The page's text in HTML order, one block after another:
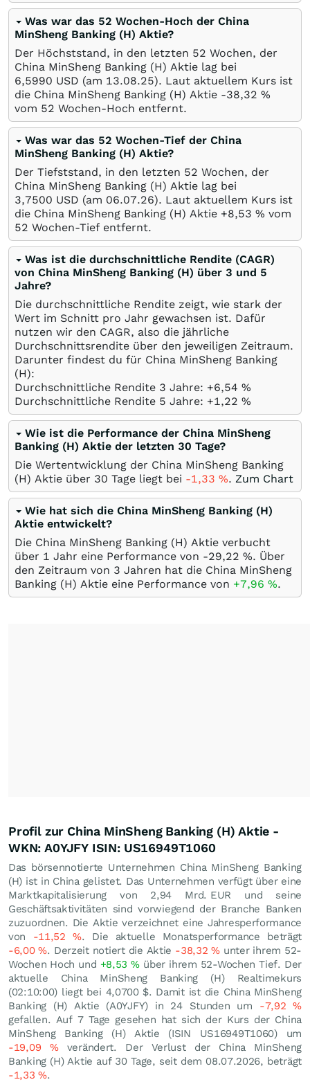
Was war das 52 Wochen-Hoch der China
MinSheng Banking (H) Aktie?
Der Höchststand, in den letzten 52 Wochen, der
China MinSheng Banking (H) Aktie lag bei
6,5990 USD (am 13.08.25). Laut aktuellem Kurs ist
die China MinSheng Banking (H) Aktie -38,32 %
vom 52 Wochen-Hoch entfernt.
Was war das 52 Wochen-Tief der China
MinSheng Banking (H) Aktie?
Der Tiefststand, in den letzten 52 Wochen, der
China MinSheng Banking (H) Aktie lag bei
3,7500 USD (am 06.07.26). Laut aktuellem Kurs ist
die China MinSheng Banking (H) Aktie +8,53 % vom
52 Wochen-Tief entfernt.
Was ist die durchschnittliche Rendite (CAGR)
von China MinSheng Banking (H) über 3 und 5
Jahre?
Die durchschnittliche Rendite zeigt, wie stark der
Wert im Schnitt pro Jahr gewachsen ist. Dafür
nutzen wir den CAGR, also die jährliche
Durchschnittsrendite über den jeweiligen Zeitraum.
Darunter findest du für China MinSheng Banking
(H):
Durchschnittliche Rendite 3 Jahre: +6,54 %
Durchschnittliche Rendite 5 Jahre: +1,22 %
Wie ist die Performance der China MinSheng
Banking (H) Aktie der letzten 30 Tage?
Die Wertentwicklung der China MinSheng Banking
(H) Aktie über 30 Tage liegt bei -1,33 %. Zum Chart
Wie hat sich die China MinSheng Banking (H)
Aktie entwickelt?
Die China MinSheng Banking (H) Aktie verbucht
über 1 Jahr eine Performance von -29,22 %. Über
den Zeitraum von 3 Jahren hat die China MinSheng
Banking (H) Aktie eine Performance von +7,96 %.
Profil zur China MinSheng Banking (H) Aktie -
WKN: A0YJFY ISIN: US16949T1060
Das börsennotierte Unternehmen China MinSheng Banking
(H) ist in China gelistet. Das Unternehmen verfügt über eine
Marktkapitalisierung von 2,94 Mrd. EUR und seine
Geschäftsaktivitäten sind vorwiegend der Branche Banken
zuzuordnen. Die Aktie verzeichnet eine Jahresperformance
von -11,52%. Die aktuelle Monatsperformance beträgt
-6,00%. Derzeit notiert die Aktie -38,32%unter ihrem 52-
Wochen Hoch und +8,53%über ihrem 52-Wochen Tief. Der
aktuelle China MinSheng Banking (H) Realtimekurs
(02:10:00) liegt bei 4,0700 $. Damit ist die China MinSheng
Banking (H) Aktie (A0YJFY) in 24 Stunden um -7,92%
gefallen. Auf 7 Tage gesehen hat sich der Kurs der China
MinSheng Banking (H) Aktie (ISIN US16949T1060) um
-19,09 %verändert. Der Verlust der China MinSheng
Banking (H) Aktie auf 30 Tage, seit dem 08.07.2026, beträgt
-1,33%.